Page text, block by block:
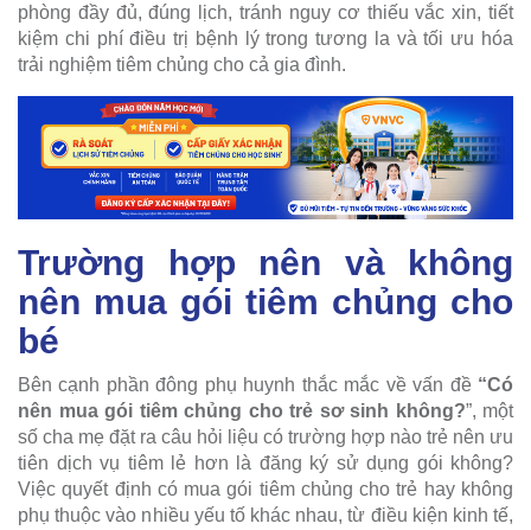
phòng đầy đủ, đúng lịch, tránh nguy cơ thiếu vắc xin, tiết
kiệm chi phí điều trị bệnh lý trong tương la và tối ưu hóa
trải nghiệm tiêm chủng cho cả gia đình.
Trường hợp nên và không
nên mua gói tiêm chủng cho
bé
Bên cạnh phần đông phụ huynh thắc mắc về vấn đề “Có
nên mua gói tiêm chủng cho trẻ sơ sinh không?”, một
số cha mẹ đặt ra câu hỏi liệu có trường hợp nào trẻ nên ưu
tiên dịch vụ tiêm lẻ hơn là đăng ký sử dụng gói không?
Việc quyết định có mua gói tiêm chủng cho trẻ hay không
phụ thuộc vào nhiều yếu tố khác nhau, từ điều kiện kinh tế,